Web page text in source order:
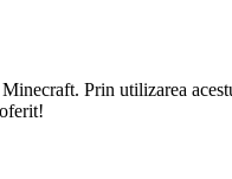
Prin utilizarea